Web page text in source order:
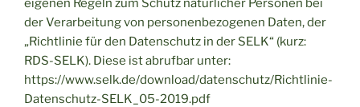
eigenen Regeln zum Schutz natürlicher Personen bei
der Verarbeitung von personenbezogenen Daten, der
„Richtlinie für den Datenschutz in der SELK“ (kurz:
RDS-SELK). Diese ist abrufbar unter:
https://www.selk.de/download/datenschutz/Richtlinie-
Datenschutz-SELK_05-2019.pdf